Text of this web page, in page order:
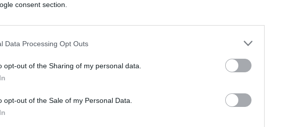
consent section.
Data Processing Opt Outs
opt-out of the Sharing of my personal data.
opt-out of the Sale of my Personal Data.
che la Ong
del papato. Tanto da meritare una
e una preghiera speciale da Sua
si appresta ad affrontare dopo
Una missione di “monitoraggio, ricerca e
dei migranti eventualmente tratti a